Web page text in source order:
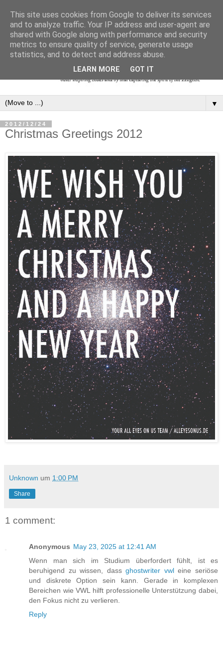
▼
2012/12/24
Christmas Greetings 2012
Unknown um 1:00 PM
Share
1 comment:
Anonymous May 23, 2025 at 12:41 AM
Wenn man sich im Studium überfordert fühlt, ist es
beruhigend zu wissen, dassghostwriter vwleine seriöse
und diskrete Option sein kann. Gerade in komplexen
Bereichen wie VWL hilft professionelle Unterstützung dabei,
den Fokus nicht zu verlieren.
Reply
This site uses cookies from Google to deliver its services
and to analyze traffic. Your IP address and user-agent are
shared with Google along with performance and security
metrics to ensure quality of service, generate usage
statistics, and to detect and address abuse.
LEARN MORE GOT IT